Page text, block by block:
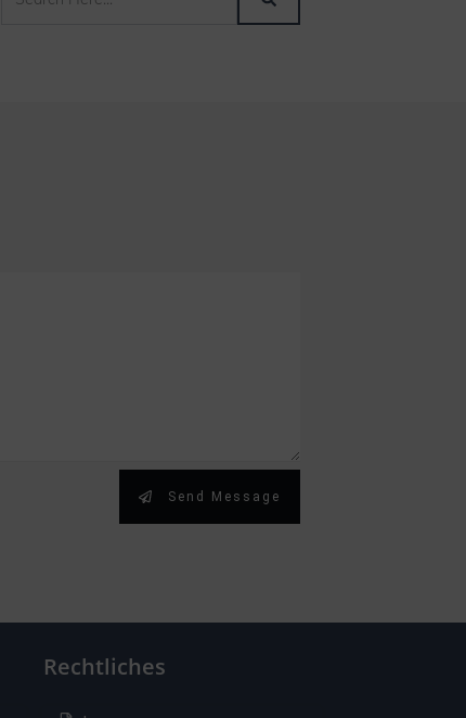
Send Message
Rechtliches